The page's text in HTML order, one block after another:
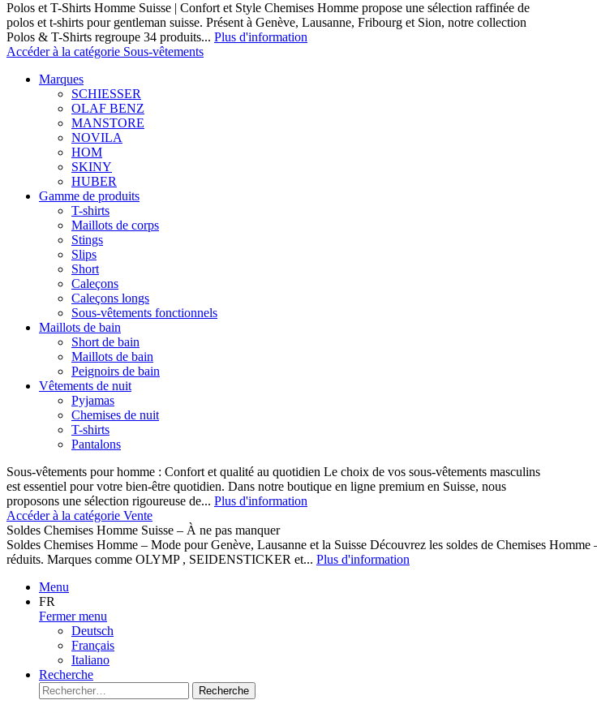
Polos et T-Shirts Homme Suisse | Confort et Style Chemises Homme propose une sélection raffinée de
polos et t-shirts pour gentleman suisse. Présent à Genève, Lausanne, Fribourg et Sion, notre collection
Polos & T-Shirts regroupe 34 produits... Plus d'information
Accéder à la catégorie Sous-vêtements
Marques
SCHIESSER
OLAF BENZ
MANSTORE
NOVILA
HOM
SKINY
HUBER
Gamme de produits
T-shirts
Maillots de corps
Stings
Slips
Short
Caleçons
Caleçons longs
Sous-vêtements fonctionnels
Maillots de bain
Short de bain
Maillots de bain
Peignoirs de bain
Vêtements de nuit
Pyjamas
Chemises de nuit
T-shirts
Pantalons
Sous-vêtements pour homme : Confort et qualité au quotidien Le choix de vos sous-vêtements masculins
est essentiel pour votre bien-être quotidien. Dans notre boutique en ligne premium en Suisse, nous
proposons une sélection rigoureuse de... Plus d'information
Accéder à la catégorie Vente
Soldes Chemises Homme Suisse – À ne pas manquer
Soldes Chemises Homme – Mode pour Genève, Lausanne et la Suisse Découvrez les soldes de Chemises
réduits. Marques comme OLYMP , SEIDENSTICKER et... Plus d'information
Menu
FR
Fermer menu
Deutsch
Français
Italiano
Recherche
Recherche